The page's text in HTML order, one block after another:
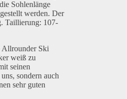
Sohlenlänge
werden. Der
Taillierung: 107-
Allrounder Ski
weiß zu
seinen
sondern auch
sehr guten